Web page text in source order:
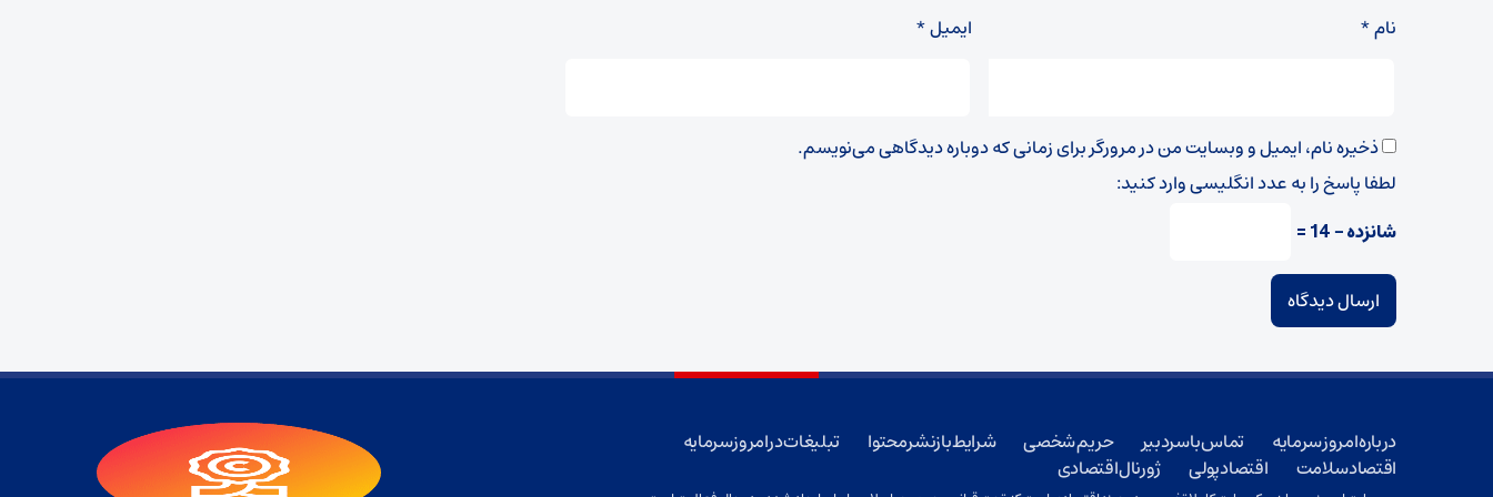
نام* ایمیل*
ذخیره نام، ایمیل و وبسایت من در مرورگر برای زمانی که دوباره دیدگاهی می‌نویسم.
لطفا پاسخ را به عدد انگلیسی وارد کنید:
شانزده − 14 =
درباره امروز سرمایه تماس با سردبیر حریم شخصی شرایط بازنشر محتوا
تبلیغات در امروز سرمایه
اقتصاد سلامت
اقتصاد پولی ژورنال اقتصادی